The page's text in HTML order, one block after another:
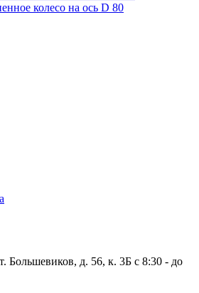
колесо на ось D 80
Большевиков, д. 56, к. 3Б c 8:30 - до